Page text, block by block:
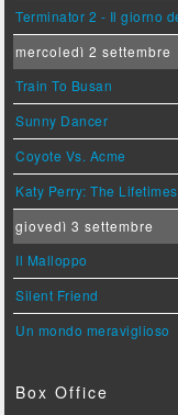
Terminator 2 - Il giorno
mercoledì 2 settembre
Train To Busan
Sunny Dancer
Coyote Vs. Acme
Katy Perry: The
giovedì 3 settembre
Il Malloppo
Silent Friend
Un mondo meraviglioso
Box Office